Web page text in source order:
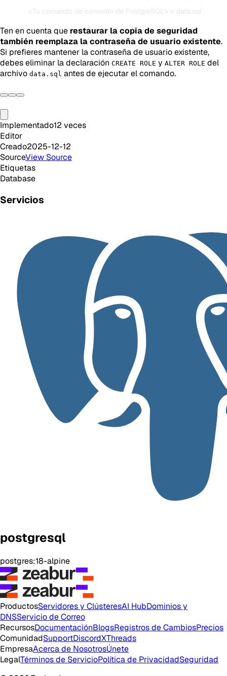
Ten en cuenta que restaurar la copia de seguridad
también reemplaza la contraseña de usuario existente.
Si prefieres mantener la contraseña de usuario existente,
debes eliminar la declaración CREATE ROLE y ALTER ROLE del
archivo data.sql antes de ejecutar el comando.
Implementado12 veces
Editor
Creado2025-12-12
SourceView Source
Etiquetas
Database
Servicios
postgresql
postgres:18-alpine
ProductosServidores y ClústeresAI HubDominios y
DNSServicio de Correo
RecursosDocumentaciónBlogsRegistros de CambiosPrecios
ComunidadSupportDiscordXThreads
EmpresaAcerca de NosotrosÚnete
LegalTérminos de ServicioPolítica de PrivacidadSeguridad